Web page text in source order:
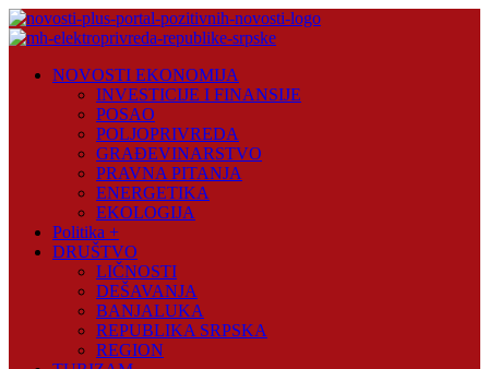
Skip
to
Plus
NOVOSTI EKONOMIJA
INVESTICIJE I FINANSIJE
POSAO
POLJOPRIVREDA
GRAĐEVINARSTVO
PRAVNA PITANJA
ENERGETIKA
EKOLOGIJA
Politika +
DRUŠTVO
LIČNOSTI
DEŠAVANJA
BANJALUKA
REPUBLIKA SRPSKA
REGION